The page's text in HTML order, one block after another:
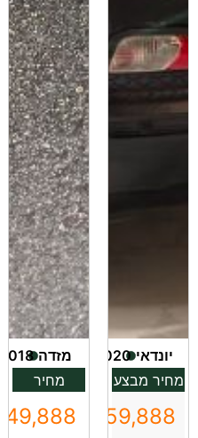
יונדאי 2020
מחיר מבצע
₪59,888
מזדה 2018
מחיר
₪49,888